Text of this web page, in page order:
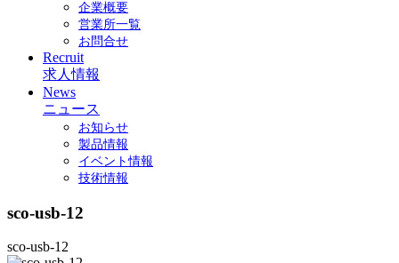
企業概要
営業所一覧
お問合せ
Recruit
求人情報
News
ニュース
お知らせ
製品情報
イベント情報
技術情報
sco-usb-12
sco-usb-12